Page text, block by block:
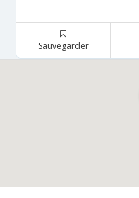
Sauvegarder